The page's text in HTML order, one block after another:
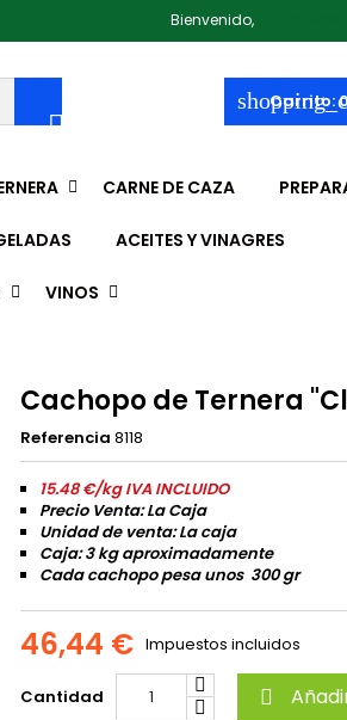
Bienvenido,
Carrito:

CARNE DE CAZA
ACEITES Y VINAGRES
VINOS
Cachopo de Ternera
Referencia 8118
15.48 €/kg IVA INCLUIDO
Precio Venta: La Caja
Unidad de venta: La caja
Caja: 3 kg aproximadamente
Cada cachopo pesa unos 300 gr
46,44 € Impuestos incluidos
Cantidad 